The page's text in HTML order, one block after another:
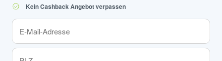
Kein Cashback Angebot verpassen